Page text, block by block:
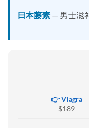
日本藤素 — 男士滋
👉 Viagra
$189